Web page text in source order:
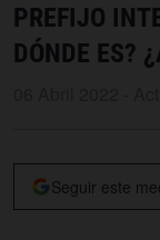
PREFIJO
DÓNDE ES?
Seguir este